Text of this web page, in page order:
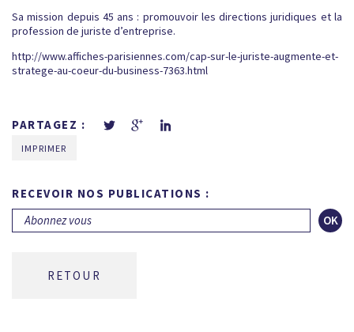
Sa mission depuis 45 ans : promouvoir les directions juridiques et la
profession de juriste d’entreprise.
http://www.affiches-parisiennes.com/cap-sur-le-juriste-augmente-et-
stratege-au-coeur-du-business-7363.html
PARTAGEZ :
IMPRIMER
RECEVOIR NOS PUBLICATIONS :
OK
RETOUR